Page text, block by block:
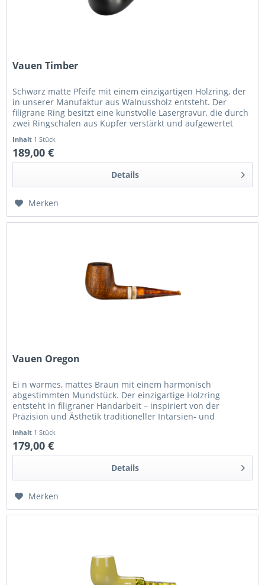
Vauen Timber
Schwarz matte Pfeife mit einem einzigartigen Holzring, der
in unserer Manufaktur aus Walnussholz entsteht. Der
filigrane Ring besitzt eine kunstvolle Lasergravur, die durch
zwei Ringschalen aus Kupfer verstärkt und aufgewertet
Inhalt 1 Stück
189,00 €
Details
Merken
Vauen Oregon
Ei n warmes, mattes Braun mit einem harmonisch
abgestimmten Mundstück. Der einzigartige Holzring
entsteht in filigraner Handarbeit – inspiriert von der
Präzision und Ästhetik traditioneller Intarsien- und
Inhalt 1 Stück
179,00 €
Details
Merken